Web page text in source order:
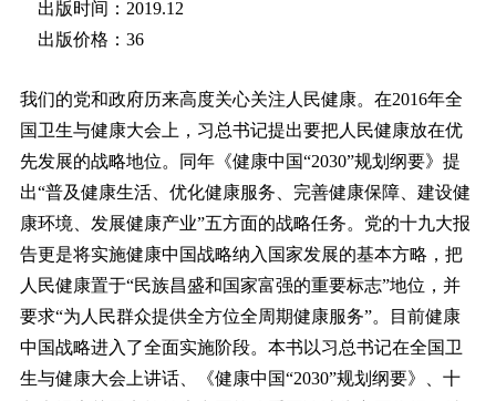
出版时间：2019.12
出版价格：36
我们的党和政府历来高度关心关注人民健康。在2016年全
国卫生与健康大会上，习总书记提出要把人民健康放在优
先发展的战略地位。同年《健康中国“2030”规划纲要》提
出“普及健康生活、优化健康服务、完善健康保障、建设健
康环境、发展健康产业”五方面的战略任务。党的十九大报
告更是将实施健康中国战略纳入国家发展的基本方略，把
人民健康置于“民族昌盛和国家富强的重要标志”地位，并
要求“为人民群众提供全方位全周期健康服务”。目前健康
中国战略进入了全面实施阶段。本书以习总书记在全国卫
生与健康大会上讲话、《健康中国“2030”规划纲要》、十